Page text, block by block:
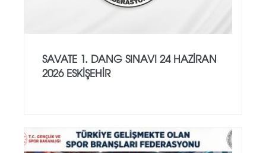
SAVATE 1. DANG SINAVI 24 HAZİRAN
2026 ESKİŞEHİR